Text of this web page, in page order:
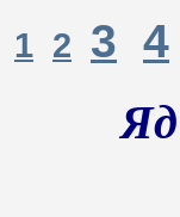
1 2 3 4